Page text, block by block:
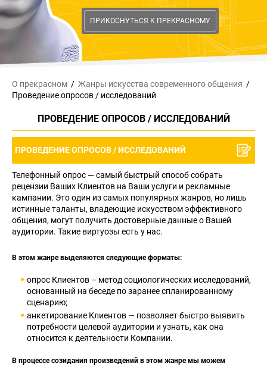
ПРИКОСНУТЬСЯ К ПРЕКРАСНОМУ
О прекрасном Жанры искусства современного общения
Проведение опросов / исследований
ПРОВЕДЕНИЕ ОПРОСОВ / ИССЛЕДОВАНИЙ
ПРОВЕДЕНИЕ ОПРОСОВ / ИССЛЕДОВАНИЙ
Телефонный опрос — самый быстрый способ собрать
рецензии Ваших Клиентов на Ваши услуги и рекламные
кампании. Это один из самых популярных жанров, но лишь
истинные таланты, владеющие искусством эффективного
общения, могут получить достоверные данные о Вашей
аудитории. Такие виртуозы есть у нас.
В этом жанре выделяются следующие форматы:
опрос Клиентов – метод социологических исследований,
основанный на беседе по заранее спланированному
сценарию;
анкетирование Клиентов — позволяет быстро выявить
потребности целевой аудитории и узнать, как она
относится к деятельности Компании.
В процессе созидания произведений в этом жанре мы можем